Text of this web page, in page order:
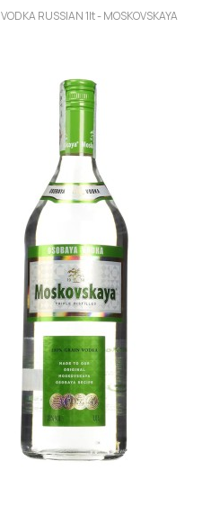
VODKA RUSSIAN 1lt - MOSKOVSKAYA